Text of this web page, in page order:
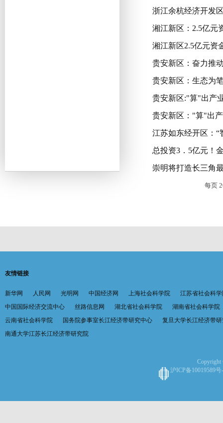
浙江余杭经济开发
湘江新区：2.5亿元
湘江新区2.5亿元资
贵安新区：奋力推
贵安新区：生态为
贵安新区:"算"出产
贵安新区："算"出
江苏如东经开区：“
总投资3．5亿元！
崇明将打造长三角
每页
友情链接
新华网 人民网 光明网 中国经济网 上海社会科学院
江苏省社会科
中国国际经济交流中心
丝路信息网 湖北省社会科学院
湖南省社会科学院
云南省社会科学院
国务院参事室长江经济带研究中心
复旦大学长江经济带
南通大学江苏长江经济带研究院
Copyright
沪ICP备10019589